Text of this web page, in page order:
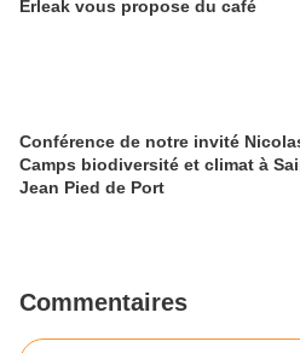
Erleak vous propose du café
Conférence de notre invité
Camps biodiversité et climat à
Jean Pied de Port
Commentaires